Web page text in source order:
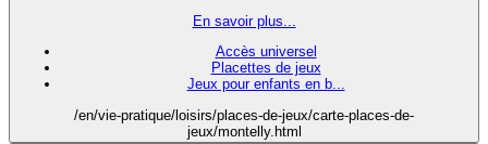
En savoir plus...
Accès universel
Placettes de jeux
Jeux pour enfants en b...
/en/vie-pratique/loisirs/places-de-jeux/carte-places-de-
jeux/montelly.html